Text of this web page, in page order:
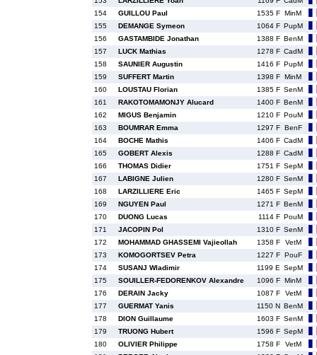
154
GUILLOU Paul 1535 F MinM
155
DEMANGE Symeon 1064 F PupM
156
GASTAMBIDE Jonathan 1388 F BenM
157
LUCK Mathias 1278 F CadM
158
SAUNIER Augustin 1416 F PupM
159
SUFFERT Martin 1398 F MinM
160
LOUSTAU Florian 1385 F SenM
161
RAKOTOMAMONJY Alucard 1400 F BenM
162
MIGUS Benjamin 1210 F PouM
163
BOUMRAR Emma 1297 F BenF
164
BOCHE Mathis 1406 F CadM
165
GOBERT Alexis 1288 F CadM
166
THOMAS Didier 1751 F SepM
167
LABIGNE Julien 1280 F SenM
168
LARZILLIERE Eric 1465 F SepM
169
NGUYEN Paul 1271 F BenM
170
DUONG Lucas 1114 F PouM
171
JACOPIN Pol 1310 F SenM
172
MOHAMMAD GHASSEMI Vajieollah 1358 F
VetM
173
KOMOGORTSEV Petra 1227 F PouF
174
SUSANJ Wladimir 1199 E SepM
175
SOUILLER-FEDORENKOV Alexandre 1096 F MinM
176
DERAIN Jacky 1087 F
VetM
177
GUERMAT Yanis 1150 N BenM
178
DION Guillaume 1603 F SenM
179
TRUONG Hubert 1596 F SepM
180
OLIVIER Philippe 1758 F
VetM